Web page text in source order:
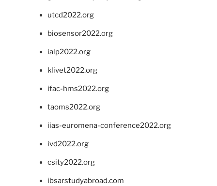
utcd2022.org
biosensor2022.org
ialp2022.org
klivet2022.org
ifac-hms2022.org
taoms2022.org
iias-euromena-conference2022.org
ivd2022.org
csity2022.org
ibsarstudyabroad.com